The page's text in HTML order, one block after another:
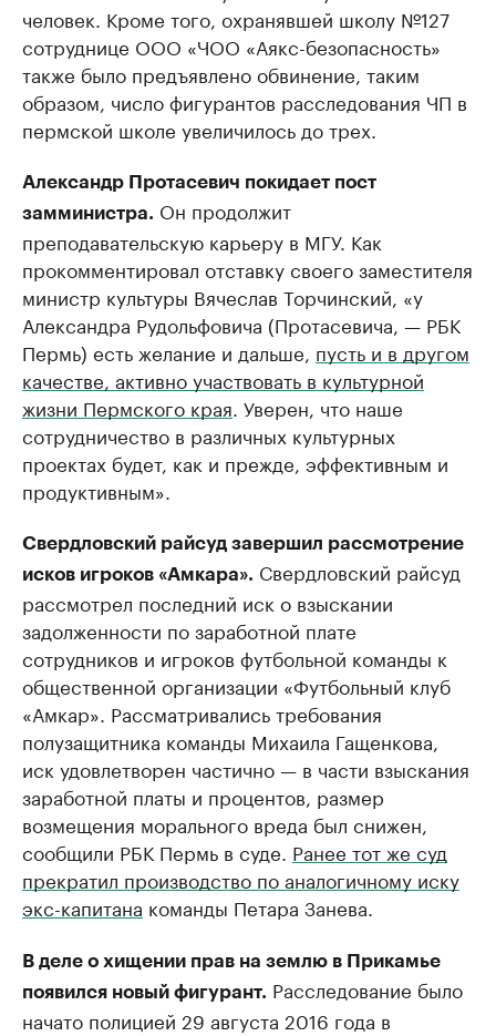
человек. Кроме того, охранявшей школу №127
сотруднице ООО «ЧОО «Аякс-безопасность»
также было предъявлено обвинение, таким
образом, число фигурантов расследования ЧП в
пермской школе увеличилось до трех.
Александр Протасевич покидает пост
замминистра. Он продолжит
преподавательскую карьеру в МГУ. Как
прокомментировал отставку своего заместителя
министр культуры Вячеслав Торчинский, «у
Александра Рудольфовича (Протасевича, — ​РБК
Пермь) есть желание и дальше, пусть и в другом
качестве, активно участвовать в культурной
жизни Пермского края . Уверен, что наше
сотрудничество в различных культурных
проектах будет, как и прежде, эффективным и
продуктивным».
Свердловский райсуд завершил рассмотрение
исков игроков «Амкара». Свердловский райсуд
рассмотрел последний иск о взыскании
задолженности по заработной плате
сотрудников и игроков футбольной команды к
общественной организации «Футбольный клуб
«Амкар». Рассматривались требования
полузащитника команды Михаила Гащенкова,
иск удовлетворен частично — в части взыскания
заработной платы и процентов, размер
возмещения морального вреда был снижен,
сообщили РБК Пермь в суде. Ранее тот же суд
прекратил производство по аналогичному иску
экс-капитана команды Петара Занева.
В деле о хищении прав на землю в Прикамье
появился новый фигурант. Расследование было
начато полицией 29 августа 2016 года в